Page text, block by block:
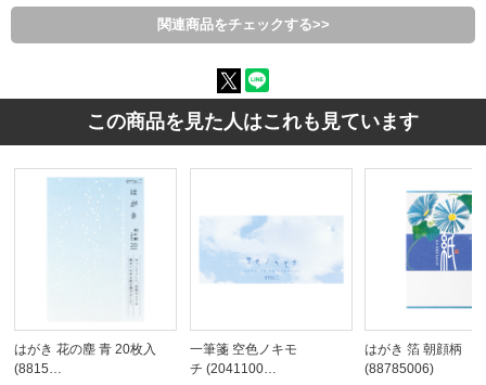
関連商品をチェックする>>
この商品を見た人はこれも見ています
はがき 花の塵 青 20枚入
(8815…
一筆箋 空色ノキモ
チ (2041100…
はがき 箔 朝顔柄
(88785006)